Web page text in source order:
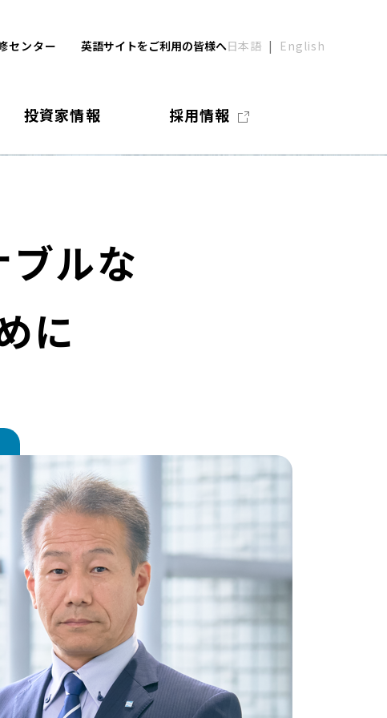
センター 英語サイトをご利用の皆様へ日本語 English
投資家情報 採用情報
ルな
に